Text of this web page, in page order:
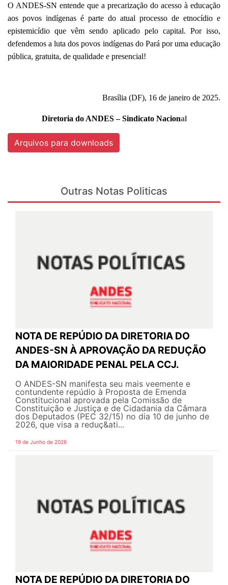
O ANDES-SN entende que a precarização do acesso à educação
aos povos indígenas é parte do atual processo de etnocídio e
epistemicídio que vêm sendo aplicado pelo capital. Por isso,
defendemos a luta dos povos indígenas do Pará por uma educação
pública, gratuita, de qualidade e presencial!
Brasília (DF), 16 de janeiro de 2025.
Diretoria do ANDES – Sindicato Nacional
Arquivos para downloads
Outras Notas Politicas
NOTA DE REPÚDIO DA DIRETORIA DO
ANDES-SN À APROVAÇÃO DA REDUÇÃO
DA MAIORIDADE PENAL PELA CCJ.
O ANDES-SN manifesta seu mais veemente e
contundente repúdio à Proposta de Emenda
Constitucional aprovada pela Comissão de
Constituição e Justiça e de Cidadania da Câmara
dos Deputados (PEC 32/15) no dia 10 de junho de
2026, que visa a reduç&ati...
19 de Junho de 2026
NOTA DE REPÚDIO DA DIRETORIA DO